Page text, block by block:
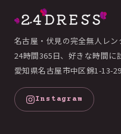
名古屋・伏見の完全無人レン
24時間365日、好きな時間に
愛知県名古屋市中区錦1-13-
Instagram